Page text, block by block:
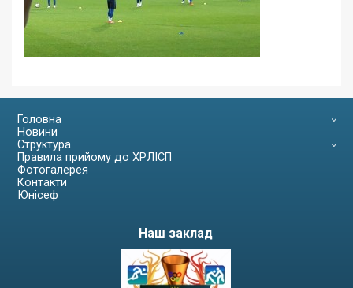
Головна
Новини
Структура
Правила прийому до ХРЛІСП
Фотогалерея
Контакти
Юнісеф
Наш заклад